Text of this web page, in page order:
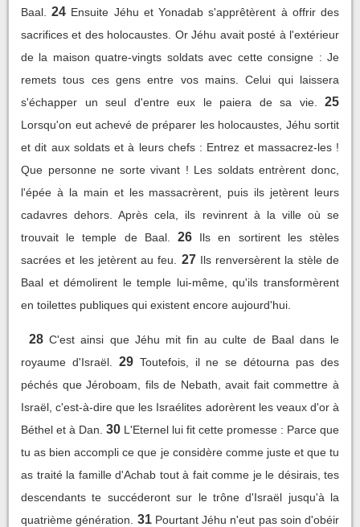
Baal.
24 Ensuite Jéhu et Yonadab s'apprêtèrent à offrir des
sacrifices et des holocaustes. Or Jéhu avait posté à l'extérieur
de la maison quatre-vingts soldats avec cette consigne : Je
remets tous ces gens entre vos mains. Celui qui laissera
s'échapper un seul d'entre eux le paiera de sa vie.
25
Lorsqu'on eut achevé de préparer les holocaustes, Jéhu sortit
et dit aux soldats et à leurs chefs : Entrez et massacrez-les !
Que personne ne sorte vivant ! Les soldats entrèrent donc,
l'épée à la main et les massacrèrent, puis ils jetèrent leurs
cadavres dehors. Après cela, ils revinrent à la ville où se
trouvait le temple de Baal.
26
Ils en sortirent les stèles
sacrées et les jetèrent au feu.
27 Ils renversèrent la stèle de
Baal et démolirent le temple lui-même, qu'ils transformèrent
en toilettes publiques qui existent encore aujourd'hui.
28 C'est ainsi que Jéhu mit fin au culte de Baal dans le
royaume d'Israël.
29 Toutefois, il ne se détourna pas des
péchés que Jéroboam, fils de Nebath, avait fait commettre à
Israël, c'est-à-dire que les Israélites adorèrent les veaux d'or à
Béthel et à Dan. 30 L'Eternel lui fit cette promesse : Parce que
tu as bien accompli ce que je considère comme juste et que tu
as traité la famille d'Achab tout à fait comme je le désirais, tes
descendants te succéderont sur le trône d'Israël jusqu'à la
quatrième génération.
31 Pourtant Jéhu n'eut pas soin d'obéir